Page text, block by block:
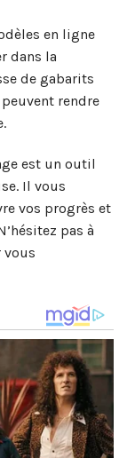
en ligne
dans la
de gabarits
rendre
est un outil
Il vous
vos progrès et
pas à